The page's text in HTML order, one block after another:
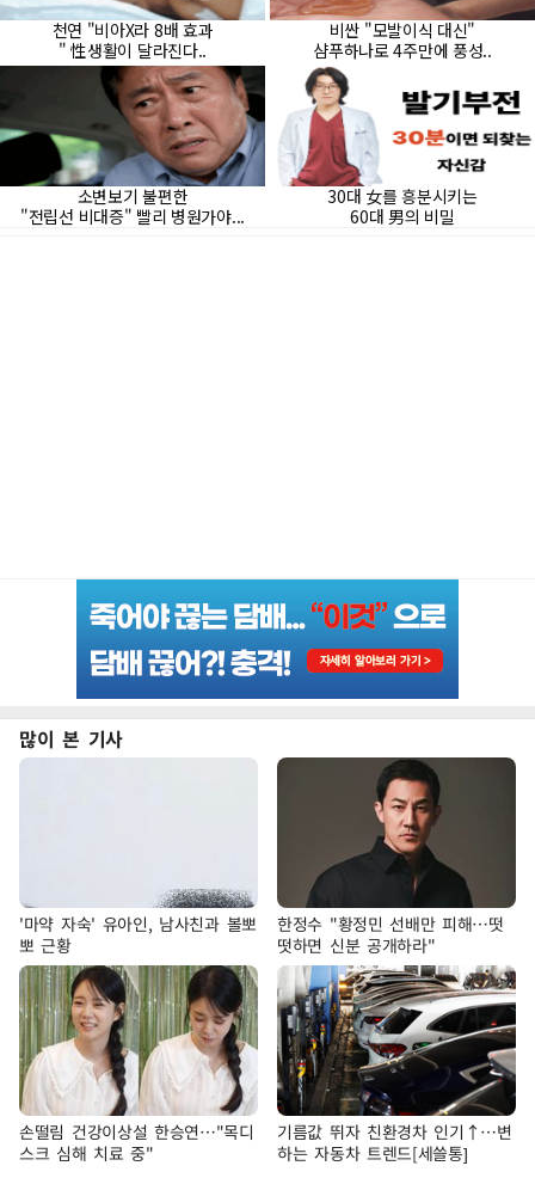
많이 본 기사
'마약 자숙' 유아인, 남사친과 볼뽀
뽀 근황
한정수 "황정민 선배만 피해…떳
떳하면 신분 공개하라"
손떨림 건강이상설 한승연…"목디
스크 심해 치료 중"
기름값 뛰자 친환경차 인기↑…변
하는 자동차 트렌드[세쓸통]